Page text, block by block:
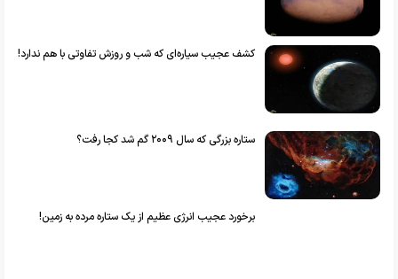
کشف عجیب سیاره‌ای که شب و روزش تفاوتی با هم ندارد!
ستاره بزرگی که سال ۲۰۰۹ گم شد کجا رفت؟
برخورد عجیب انرژی عظیم از یک ستاره مرده به زمین!